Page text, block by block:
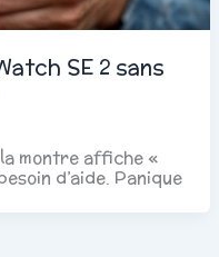
SE 2 sans
montre affiche «
d’aide. Panique